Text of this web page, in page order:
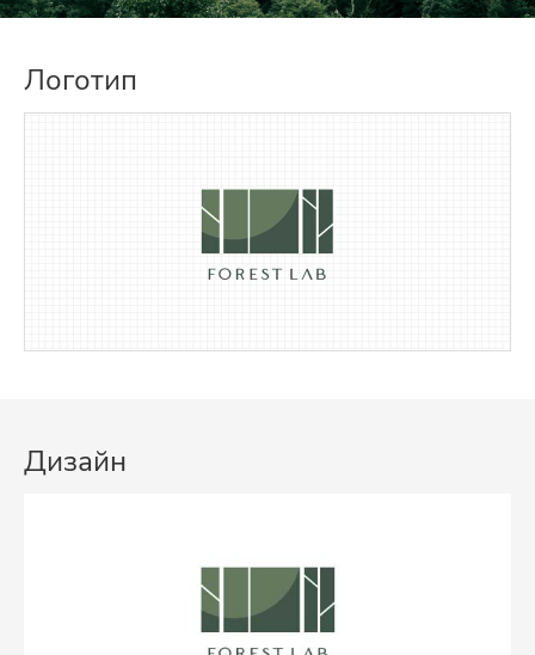
Логотип
Дизайн